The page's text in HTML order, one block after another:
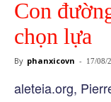
Con
chọn lựa
By phanxicovn - 17/08/
aleteia.org,